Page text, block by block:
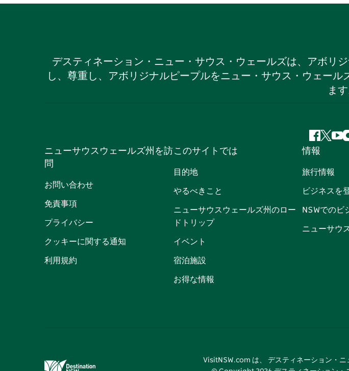
デスティネーション・ニュー・サウス・ウェールズは、アボリ
し、尊重し、アボリジナルピープルをニュー・サウス・ウェー
ます
フ
ェ
ス
ブ
ツ
ー
ユ
ー
ブ
ニューサウスウェールズ州を訪
問
お問い合わせ
免責事項
プライバシー
クッキーに関する通知
利用規約
このサイトでは
目的地
やるべきこと
ニューサウスウェールズ州のロー
ドトリップ
イベント
宿泊施設
お得な情報
情報
旅行情報
ビジネスを
NSWでのビ
ニューサウ
VisitNSW.com は、 デスティネーション・ニ